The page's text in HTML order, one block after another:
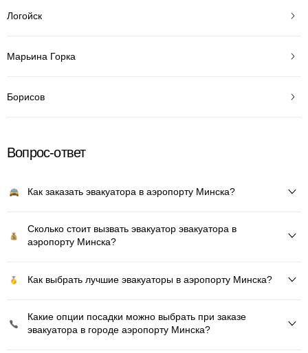
Логойск
Марьина Горка
Борисов
Вопрос-ответ
Как заказать эвакуатора в аэропорту Минска?
Сколько стоит вызвать эвакуатор эвакуатора в
аэропорту Минска?
Как выбрать лучшие эвакуаторы в аэропорту Минска?
Какие опции посадки можно выбрать при заказе
эвакуатора в городе аэропорту Минска?